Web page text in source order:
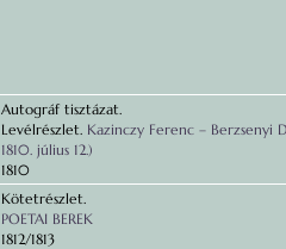
Autográf tisztázat.
Levélrészlet. Kazinczy Ferenc – Berzsenyi
1810. július 12.)
1810
Kötetrészlet.
POETAI BEREK
1812/1813